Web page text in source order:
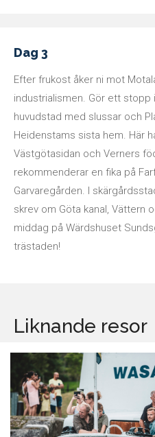
Dag 3
Efter frukost åker ni mot
industrialismen. Gör ett stopp
huvudstad med slussar och
Heidenstams sista hem. Här
Västgötasidan och Verners
rekommenderar en fika på
Garvaregården. I
skrev om Göta kanal, Vättern
middag på Wärdshuset
trästaden!
Liknande resor